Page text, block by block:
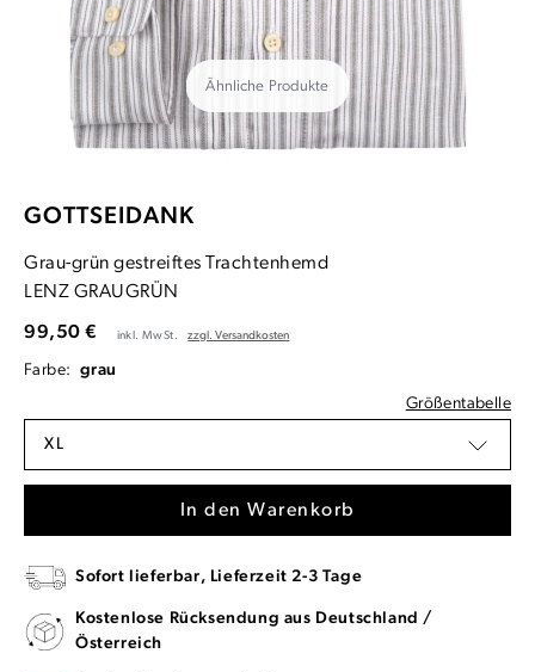
Ähnliche Produkte
GOTTSEIDANK
Grau-grün gestreiftes Trachtenhemd
LENZ GRAUGRÜN
99,50 € inkl. MwSt. zzgl. Versandkosten
Farbe: grau
Größentabelle
XL
In den Warenkorb
Sofort lieferbar, Lieferzeit 2-3 Tage
Kostenlose Rücksendung aus Deutschland /
Österreich